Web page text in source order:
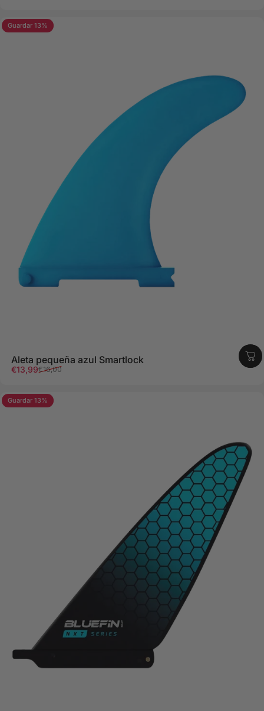
Guardar 13%
Aleta pequeña azul Smartlock
Precio de oferta
€13,99
Precio regular
€16,00
Guardar 13%